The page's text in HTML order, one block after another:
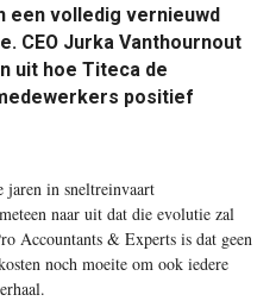
een volledig vernieuwd
CEO Jurka Vanthournout
uit hoe Titeca de
positief
jaren in sneltreinvaart
naar uit dat die evolutie zal
Accountants & Experts is dat geen
noch moeite om ook iedere